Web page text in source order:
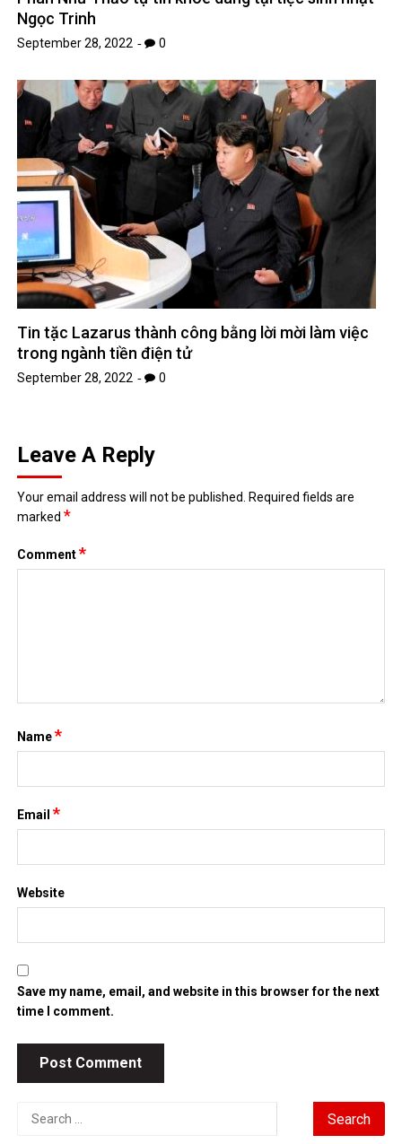
Ngọc Trinh
September 28, 2022 0
Tin tặc Lazarus thành công bằng lời mời làm việc
trong ngành tiền điện tử
September 28, 2022 0
Leave A Reply
Your email address will not be published. Required fields are
marked*
Comment*
Name*
Email*
Website
Save my name, email, and website in this browser for the next
time I comment.
Search